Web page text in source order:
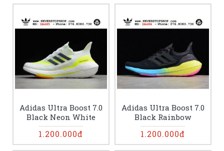
Adidas Ultra Boost 7.0
Black Neon White
1.200.000đ
Adidas Ultra Boost 7.0
Black Rainbow
1.200.000đ